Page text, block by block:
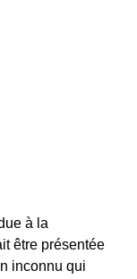
à la
être présentée
inconnu qui